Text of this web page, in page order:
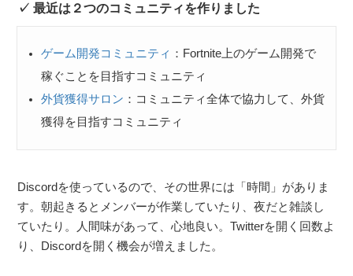
最近は２つのコミュニティを作りました
ゲーム開発コミュニティ ：Fortnite上のゲーム開発で
稼ぐことを目指すコミュニティ
外貨獲得サロン ：コミュニティ全体で協力して、外貨
獲得を目指すコミュニティ
Discordを使っているので、その世界には「時間」がありま
す。朝起きるとメンバーが作業していたり、夜だと雑談し
ていたり。人間味があって、心地良い。Twitterを開く回数よ
り、Discordを開く機会が増えました。